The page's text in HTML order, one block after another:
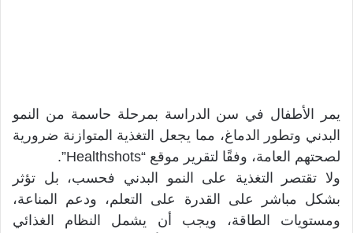
يمر الأطفال في سن الدراسة بمرحلة حاسمة من النمو
البدني وتطور الدماغ، مما يجعل التغذية المتوازنة ضرورية
لصحتهم العامة، وفقًا لتقرير موقع “Healthshots”.
ولا تقتصر التغذية على النمو البدني فحسب، بل تؤثر
بشكل مباشر على القدرة على التعلم، ودعم المناعة،
ومستويات الطاقة، ويجب أن يشمل النظام الغذائي